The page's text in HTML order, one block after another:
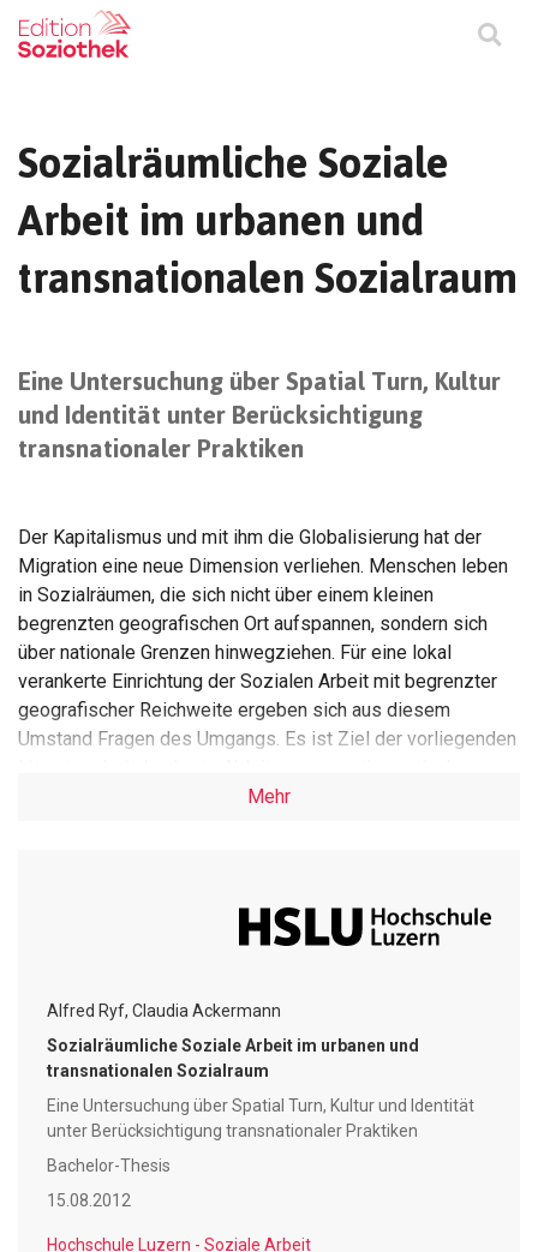
Sozialräumliche Soziale
Arbeit im urbanen und
transnationalen Sozialraum
Eine Untersuchung über Spatial Turn, Kultur
und Identität unter Berücksichtigung
transnationaler Praktiken
Der Kapitalismus und mit ihm die Globalisierung hat der
Migration eine neue Dimension verliehen. Menschen leben
in Sozialräumen, die sich nicht über einem kleinen
begrenzten geografischen Ort aufspannen, sondern sich
über nationale Grenzen hinwegziehen. Für eine lokal
verankerte Einrichtung der Sozialen Arbeit mit begrenzter
geografischer Reichweite ergeben sich aus diesem
Umstand Fragen des Umgangs. Es ist Ziel der vorliegenden
Diskursen über den Sozialraum und den transnationalen
nach. Gestützt auf eine Literaturrecherche wird ein
umfassendes Bild des aktuellen Diskurses über den
gezeichnet. Die Arbeit gibt auch Antwort auf die Frage,
welche Relevanz Transnationalität und Transmigration für
die Schweiz haben. Auch wird die Verbindung zwischen
dem sogenannten Spatial Turn, der Hinwendung zu einer
sozialräumlichen Perspektive, und der Sozialen Arbeit
aufgezeigt und an einem konkreten Beispiel methodische
Handlungsanregungen für den Berufsalltag einer
sozialräumlich ausgerichteten Einrichtung der
Mehr
Alfred Ryf, Claudia Ackermann
Sozialräumliche Soziale Arbeit im urbanen und
transnationalen Sozialraum
Eine Untersuchung über Spatial Turn, Kultur und Identität
unter Berücksichtigung transnationaler Praktiken
Bachelor-Thesis
15.08.2012
Hochschule Luzern - Soziale Arbeit